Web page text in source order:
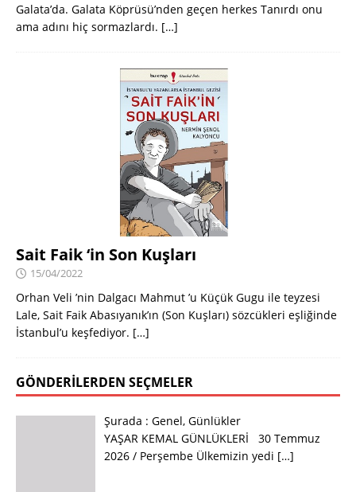
Galata’da. Galata Köprüsü’nden geçen herkes Tanırdı onu
ama adını hiç sormazlardı. […]
Sait Faik ‘in Son Kuşları
15/04/2022
Orhan Veli ’nin Dalgacı Mahmut ’u Küçük Gugu ile teyzesi
Lale, Sait Faik Abasıyanık’ın (Son Kuşları) sözcükleri eşliğinde
İstanbul’u keşfediyor. […]
GÖNDERILERDEN SEÇMELER
Şurada : Genel, Günlükler
YAŞAR KEMAL GÜNLÜKLERİ 30 Temmuz
2026 / Perşembe Ülkemizin yedi […]